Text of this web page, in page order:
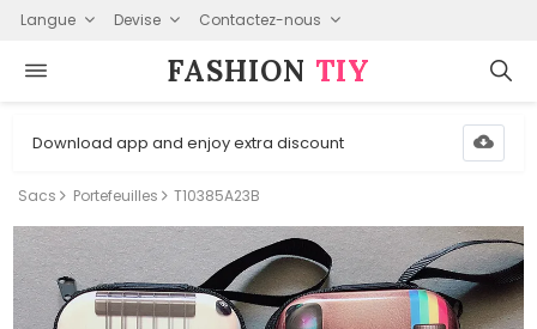
Langue Devise Contactez-nous
FASHION⁠ TIY
Download app and enjoy extra discount
Sacs Portefeuilles T10385A23B